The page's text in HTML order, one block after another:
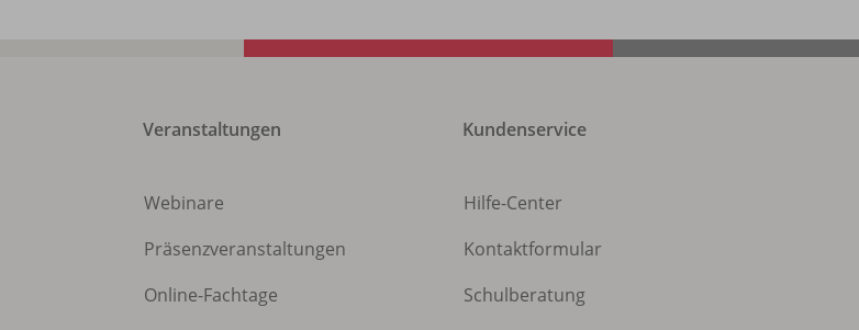
Veranstaltungen
Webinare
Präsenzveranstaltungen
Online-Fachtage
Kundenservice
Hilfe-Center
Kontaktformular
Schulberatung